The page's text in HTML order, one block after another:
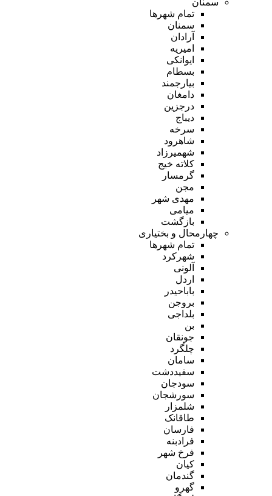
تمام شهر‌ها
سمنان
آرادان
امیریه
ایوانکی
بسطام
بیارجمند
دامغان
درجزین
دیباج
سرخه
شاهرود
شهمیرزاد
کلاته خیج
گرمسار
مجن
مهدی شهر
میامی
بازگشت
چهارمحال و بختیاری
تمام شهر‌ها
شهرکرد
آلونی
اردل
باباحیدر
بروجن
بلداجی
بن
جونقان
چلگرد
سامان
سفیددشت
سودجان
سورشجان
شلمزار
طاقانک
فارسان
فرادبنه
فرخ شهر
کیان
گندمان
گهرو